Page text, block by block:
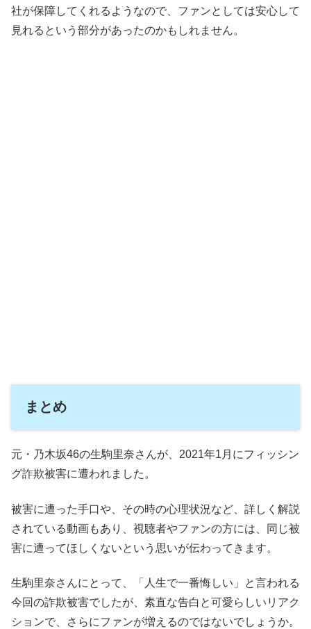
社が保障してくれるようなので、ファンとしては安心して
見れるという部分があったのかもしれません。
まとめ
元・乃木坂46の生駒里奈さんが、2021年1月にフィッシン
グ詐欺被害に遭われました。
被害に遭った手口や、その時の心理状況など、詳しく解説
されている動画もあり、視聴者やファンの方には、同じ被
害に遭ってほしくないという思いが伝わってきます。
生駒里奈さんにとって、「人生で一番悔しい」と言われる
今回の詐欺被害でしたが、素直な告白と可愛らしいリアク
ションで、さらにファンが増えるのではないでしょうか。